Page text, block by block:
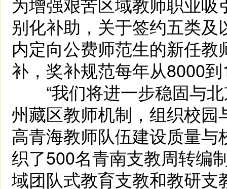
别化补助，关于签约五类
内定向公费师范生的新任
补，奖补规范每年从8000
“我们将进一步稳固与北
州藏区教师机制，组织校
高青海教师队伍建设质量与
织了500名青南支教周转编
域团队式教育支教和教研